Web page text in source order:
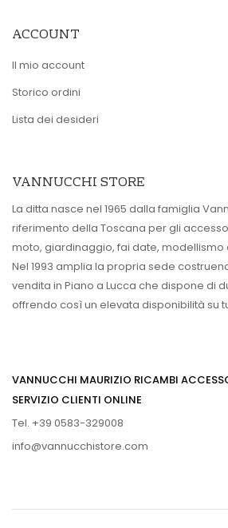
ACCOUNT
Il mio account
Storico ordini
Lista dei desideri
VANNUCCHI STORE
La ditta nasce nel 1965 dalla famiglia
riferimento della Toscana per gli
moto, giardinaggio, fai date, modellismo
Nel 1993 amplia la propria sede
vendita in Piano a Lucca che dispone di
offrendo così un elevata disponibilità su
VANNUCCHI MAURIZIO RICAMBI
SERVIZIO CLIENTI ONLINE
Tel. +39 0583-329008
info@vannucchistore.com